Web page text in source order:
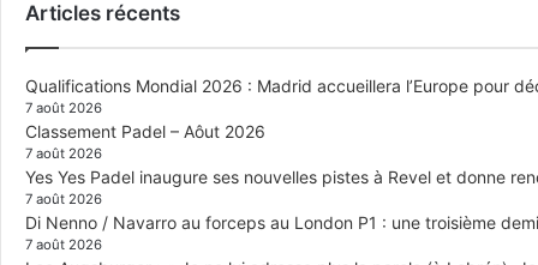
Articles récents
Qualifications Mondial 2026 : Madrid accueillera l’Europe pour
7 août 2026
Classement Padel – Aôut 2026
7 août 2026
Yes Yes Padel inaugure ses nouvelles pistes à Revel et donne
7 août 2026
Di Nenno / Navarro au forceps au London P1 : une troisième
7 août 2026